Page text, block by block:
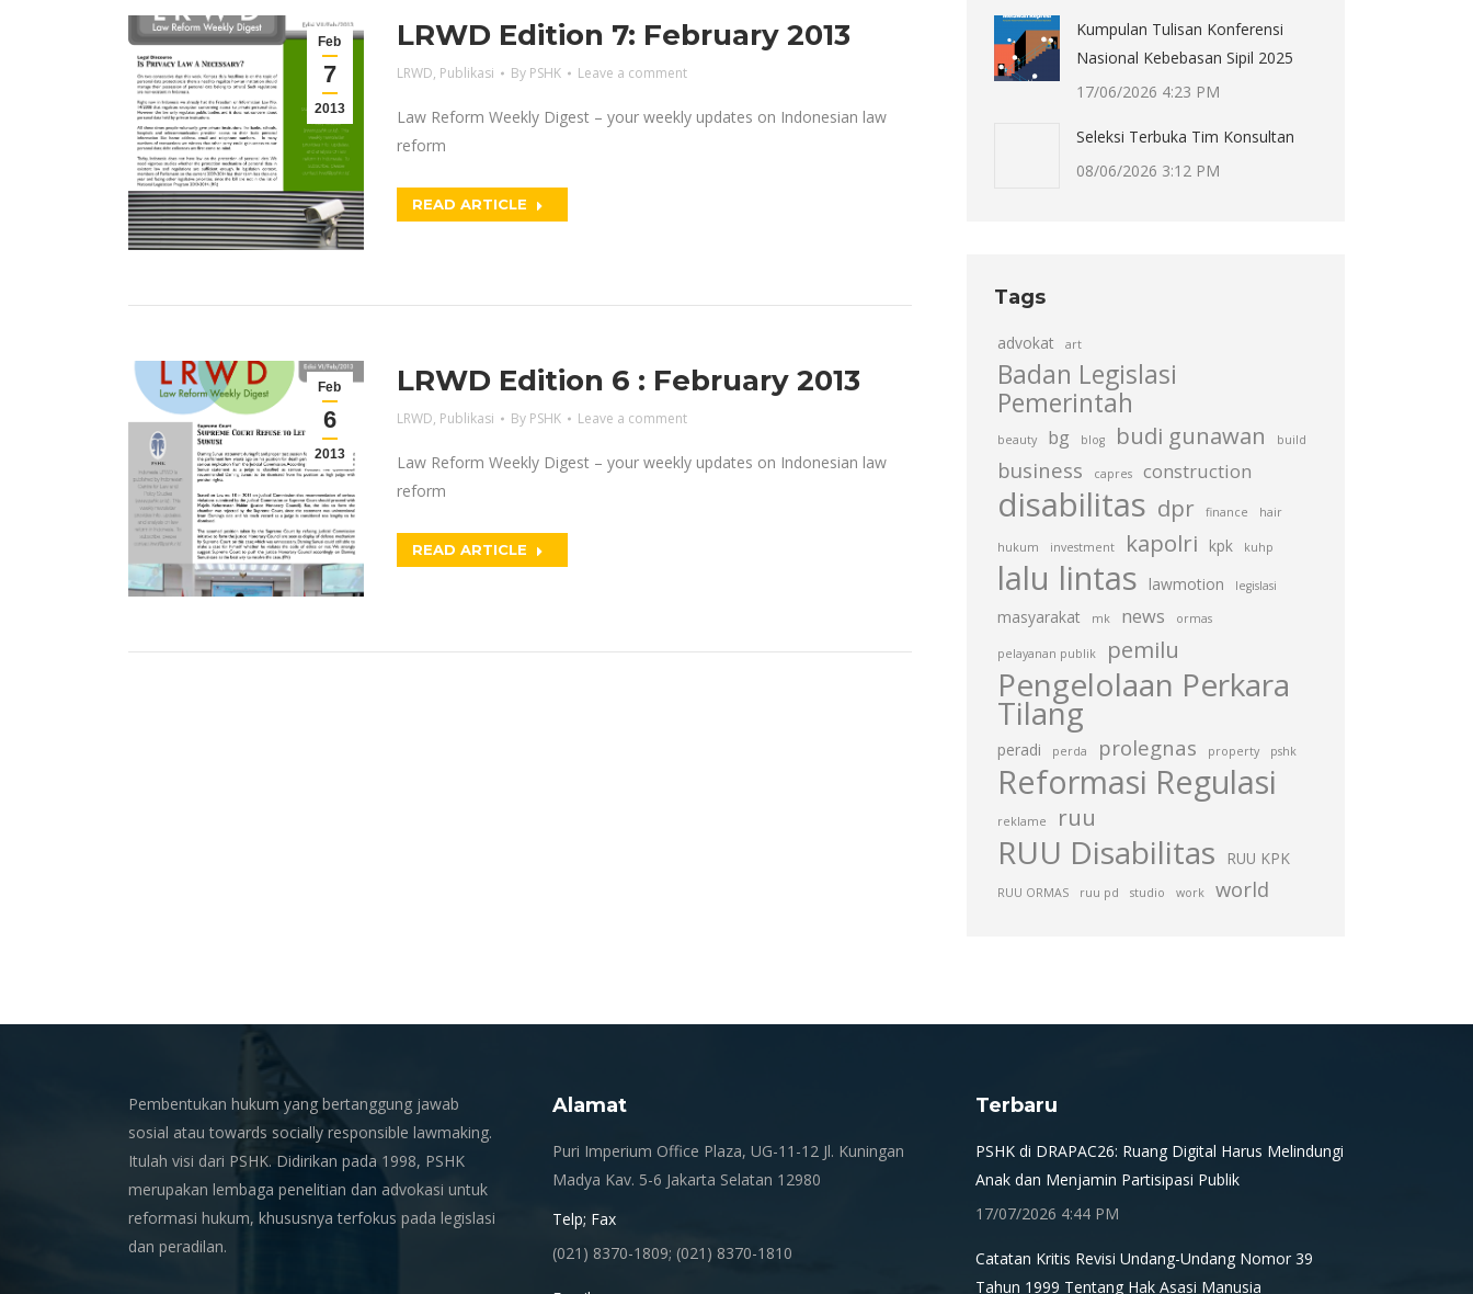
Feb
7
2013
LRWD Edition 7: February 2013
LRWD, Publikasi By PSHK Leave a comment
Law Reform Weekly Digest – your weekly updates on Indonesian law
reform
READ ARTICLE
Feb
6
2013
LRWD Edition 6 : February 2013
LRWD, Publikasi By PSHK Leave a comment
Law Reform Weekly Digest – your weekly updates on Indonesian law
reform
READ ARTICLE
Kumpulan Tulisan Konferensi
Nasional Kebebasan Sipil 2025
17/06/2026 4:23 PM
Seleksi Terbuka Tim Konsultan
08/06/2026 3:12 PM
Tags
advokat art
Badan Legislasi
Pemerintah
beauty bg blog budi gunawan build
business capres construction
disabilitas dpr finance hair
hukum investment kapolri kpk kuhp
lalu lintas lawmotion legislasi
masyarakat mk news ormas
pelayanan publik pemilu
Pengelolaan Perkara
Tilang
peradi perda prolegnas property pshk
Reformasi Regulasi
reklame ruu
RUU Disabilitas RUU KPK
RUU ORMAS ruu pd studio work world
Pembentukan hukum yang bertanggung jawab
sosial atau towards socially responsible lawmaking.
Itulah visi dari PSHK. Didirikan pada 1998, PSHK
merupakan lembaga penelitian dan advokasi untuk
reformasi hukum, khususnya terfokus pada legislasi
dan peradilan.
Alamat
Puri Imperium Office Plaza, UG-11-12 Jl. Kuningan
Madya Kav. 5-6 Jakarta Selatan 12980
Telp; Fax
(021) 8370-1809; (021) 8370-1810
Terbaru
PSHK di DRAPAC26: Ruang Digital Harus Melindungi
Anak dan Menjamin Partisipasi Publik
17/07/2026 4:44 PM
Catatan Kritis Revisi Undang-Undang Nomor 39
Tahun 1999 Tentang Hak Asasi Manusia